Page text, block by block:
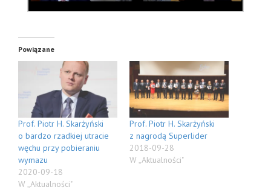
Powiązane
Prof. Piotr H. Skarżyński
o bardzo rzadkiej utracie
węchu przy pobieraniu
wymazu
2020-09-18
W „Aktualności"
Prof. Piotr H. Skarżyński
z nagrodą Superlider
2018-09-28
W „Aktualności"